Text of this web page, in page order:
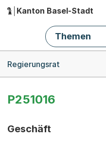
Hauptnavigation
Kanton Basel-Stadt
Themen
Regierungsrat
P251016
Geschäft